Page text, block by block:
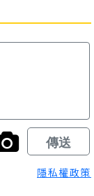
隱私權政策